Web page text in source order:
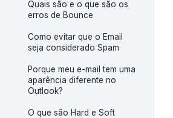
Quais são e o que são os
erros de Bounce
Como evitar que o Email
seja considerado Spam
Porque meu e-mail tem uma
aparência diferente no
Outlook?
O que são Hard e Soft